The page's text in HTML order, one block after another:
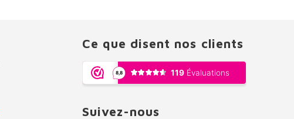
Ce que disent nos clients
Suivez-nous